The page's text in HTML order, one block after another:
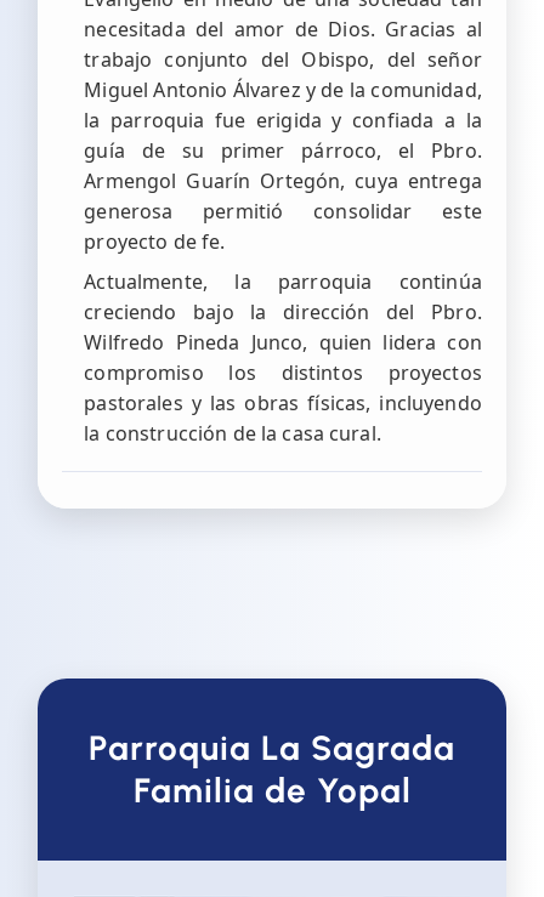
necesitada del amor de Dios. Gracias al
trabajo conjunto del Obispo, del señor
Miguel Antonio Álvarez y de la comunidad,
la parroquia fue erigida y confiada a la
guía de su primer párroco, el Pbro.
Armengol Guarín Ortegón, cuya entrega
generosa permitió consolidar este
proyecto de fe.
Actualmente, la parroquia continúa
creciendo bajo la dirección del Pbro.
Wilfredo Pineda Junco, quien lidera con
compromiso los distintos proyectos
pastorales y las obras físicas, incluyendo
la construcción de la casa cural.
Parroquia La Sagrada
Familia de Yopal